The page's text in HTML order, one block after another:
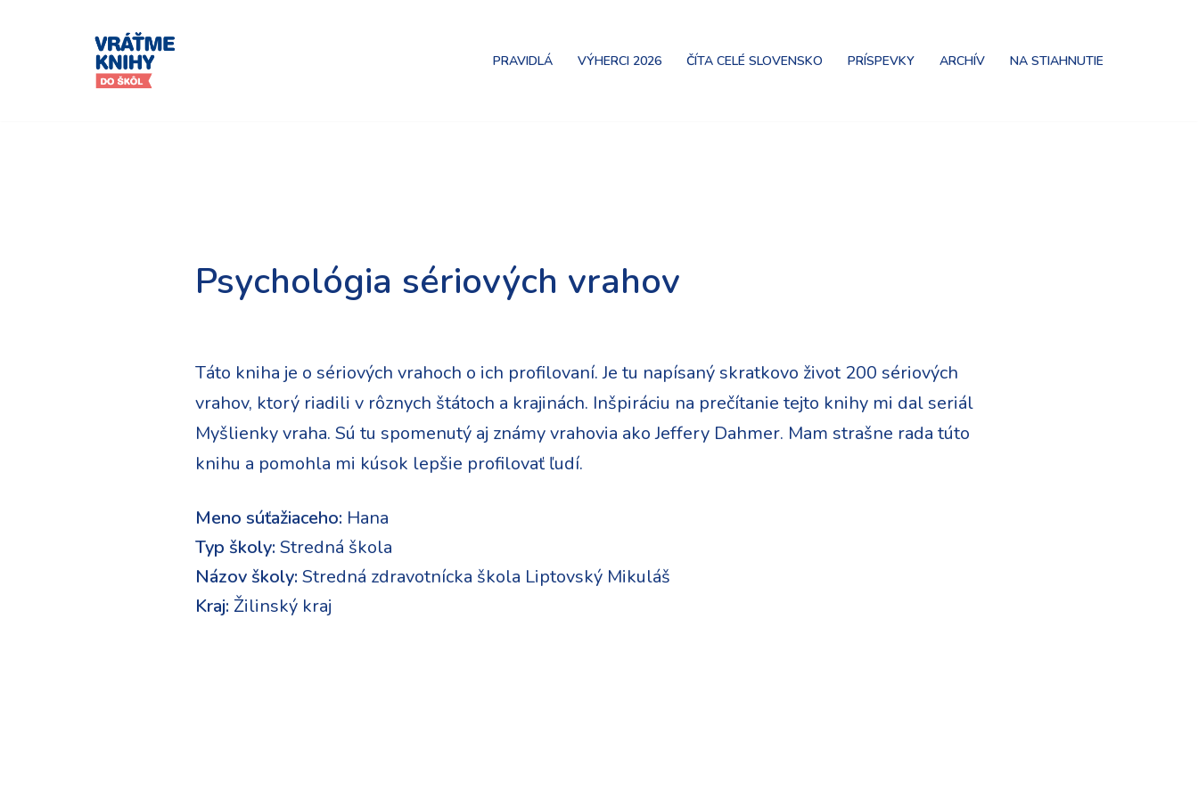
PRAVIDLÁ VÝHERCI 2026 ČÍTA CELÉ SLOVENSKO PRÍSPEVKY ARCHÍV NA STIAHNUTIE
Psychológia sériových vrahov
Táto kniha je o sériových vrahoch o ich profilovaní. Je tu napísaný skratkovo život 200 sériových
vrahov, ktorý riadili v rôznych štátoch a krajinách. Inšpiráciu na prečítanie tejto knihy mi dal seriál
Myšlienky vraha. Sú tu spomenutý aj známy vrahovia ako Jeffery Dahmer. Mam strašne rada túto
knihu a pomohla mi kúsok lepšie profilovať ľudí.
Meno súťažiaceho: Hana
Typ školy: Stredná škola
Názov školy: Stredná zdravotnícka škola Liptovský Mikuláš
Kraj: Žilinský kraj